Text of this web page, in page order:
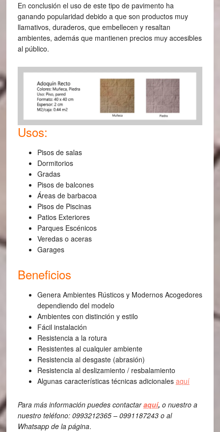
En conclusión el uso de este tipo de pavimento ha
ganando popularidad debido a que son productos muy
llamativos, duraderos, que embellecen y resaltan
ambientes, además que mantienen precios muy accesibles
al público.
Usos:
Pisos de salas
Dormitorios
Gradas
Pisos de balcones
Áreas de barbacoa
Pisos de Piscinas
Patios Exteriores
Parques Escénicos
Veredas o aceras
Garages
Beneficios
Genera Ambientes Rústicos y Modernos Acogedores
dependiendo del modelo
Ambientes con distinción y estilo
Fácil instalación
Resistencia a la rotura
Resistentes al cualquier ambiente
Resistencia al desgaste (abrasión)
Resistencia al deslizamiento / resbalamiento
Algunas características técnicas adicionales aquí
Para más información puedes contactaraquí, o nuestro a
nuestro teléfono: 0993212365 – 0991187243 o al
Whatsapp de la página.